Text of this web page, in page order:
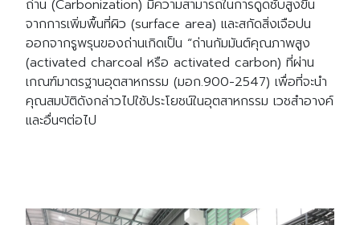
ถ่าน (Carbonization) มีความสามารถในการดูดซับสูงขึ้น
จากการเพิ่มพื้นที่ผิว (surface area) และสกัดสิ่งเจือปน
ออกจากรูพรุนของถ่านเกิดเป็น “ถ่านกัมมันต์คุณภาพสูง
(activated charcoal หรือ activated carbon) ที่ผ่าน
เกณฑ์มาตรฐานอุตสาหกรรม (มอก.900-2547) เพื่อที่จะนํา
คุณสมบัติดังกล่าวไปใช้ประโยชน์ในอุตสาหกรรม เวชสำอางค์
และอื่นๆต่อไป